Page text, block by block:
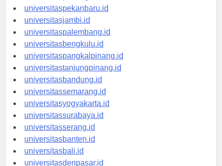
universitaspadang.id
universitaspekanbaru.id
universitasjambi.id
universitaspalembang.id
universitasbengkulu.id
universitaspangkalpinang.id
universitastanjungpinang.id
universitasbandung.id
universitassemarang.id
universitasyogyakarta.id
universitassurabaya.id
universitasserang.id
universitasbanten.id
universitasbali.id